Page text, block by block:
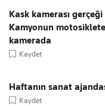
Kask kamerası
Kamyonun motosiklete
kamerada
Kaydet
Haftanın sanat
Kaydet